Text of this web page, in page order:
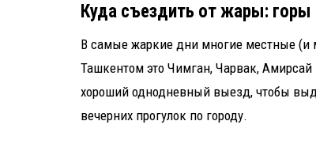
Куда съездить от жары:
В самые жаркие дни многие местные
Ташкентом это Чимган, Чарвак,
хороший однодневный выезд, чтобы
вечерних прогулок по городу.